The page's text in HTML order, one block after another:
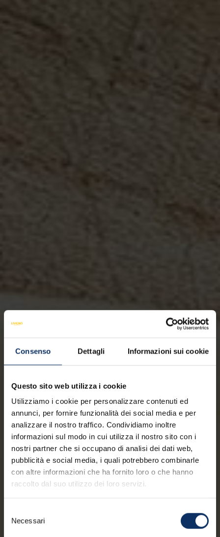
Consenso Dettagli Informazioni sui cookie
Questo sito web utilizza i cookie
Utilizziamo i cookie per personalizzare contenuti ed
annunci, per fornire funzionalità dei social media e per
analizzare il nostro traffico. Condividiamo inoltre
informazioni sul modo in cui utilizza il nostro sito con i
nostri partner che si occupano di analisi dei dati web,
pubblicità e social media, i quali potrebbero combinarle
con altre informazioni che ha fornito loro o che hanno
raccolto dal suo utilizzo dei loro servizi.
delNecessari